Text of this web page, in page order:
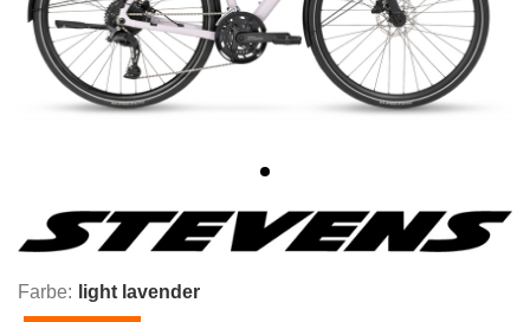
Farbe: light lavender